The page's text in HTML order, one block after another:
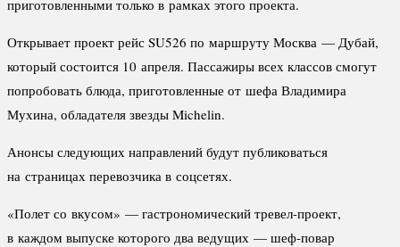
приготовленными только в рамках этого проекта.
Открывает проект рейс SU526 по маршруту Москва — Дубай,
который состоится 10 апреля. Пассажиры всех классов смогут
попробовать блюда, приготовленные от шефа Владимира
Мухина, обладателя звезды Michelin.
Анонсы следующих направлений будут публиковаться
на страницах перевозчика в соцсетях.
«Полет со вкусом» — гастрономический тревел-проект,
в каждом выпуске которого два ведущих — шеф-повар